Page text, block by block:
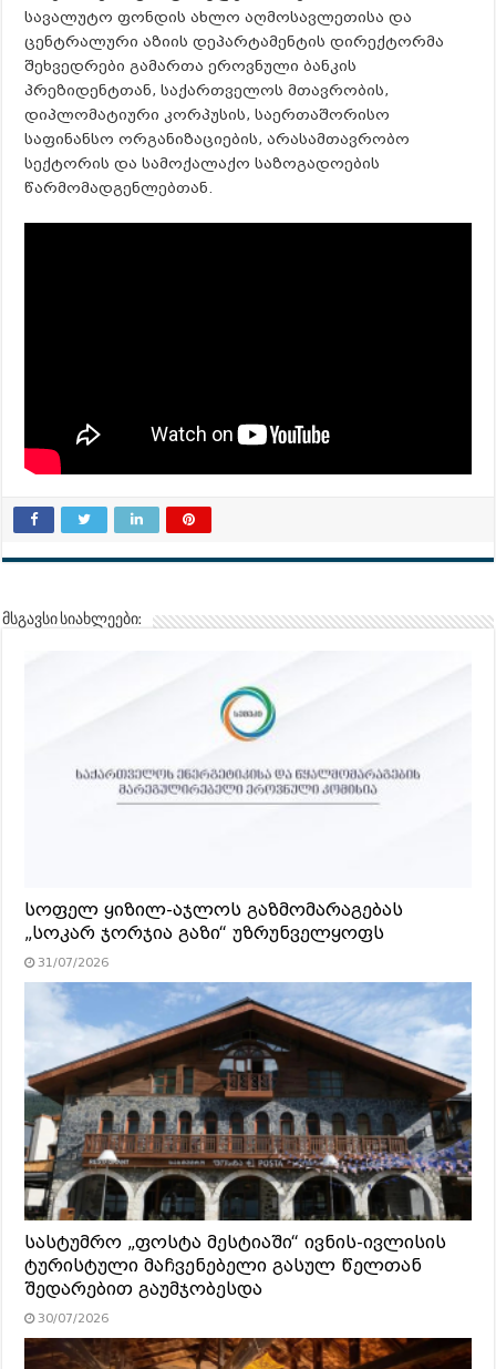
სავალუტო ფონდის ახლო აღმოსავლეთისა და
ცენტრალური აზიის დეპარტამენტის დირექტორმა
შეხვედრები გამართა ეროვნული ბანკის
პრეზიდენტთან, საქართველოს მთავრობის,
დიპლომატიური კორპუსის, საერთაშორისო
საფინანსო ორგანიზაციების, არასამთავრობო
სექტორის და სამოქალაქო საზოგადოების
წარმომადგენლებთან.
მსგავსი სიახლეები:
სოფელ ყიზილ-აჯლოს გაზმომარაგებას
„სოკარ ჯორჯია გაზი“ უზრუნველყოფს
31/07/2026
სასტუმრო „ფოსტა მესტიაში“ ივნის-ივლისის
ტურისტული მაჩვენებელი გასულ წელთან
შედარებით გაუმჯობესდა
30/07/2026